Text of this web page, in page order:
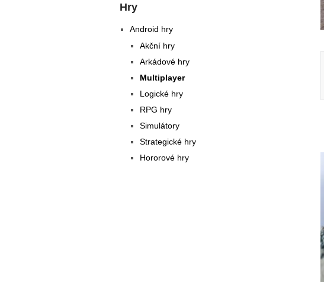
Hry
Android hry
Akční hry
Arkádové hry
Multiplayer
Logické hry
RPG hry
Simulátory
Strategické hry
Hororové hry